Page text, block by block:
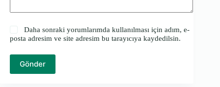
Daha sonraki yorumlarımda kullanılması için adım, e-
posta adresim ve site adresim bu tarayıcıya kaydedilsin.
Gönder